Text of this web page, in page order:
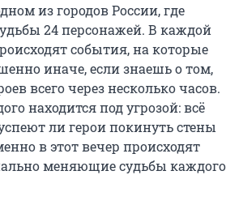
из городов России, где
24 персонажей. В каждой
события, на которые
иначе, если знаешь о том,
всего через несколько часов.
находится под угрозой: всё
ли герои покинуть стены
в этот вечер происходят
меняющие судьбы каждого